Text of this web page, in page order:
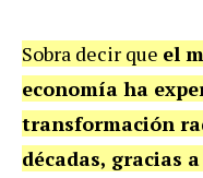
Sobra decir que el
economía ha
transformación
décadas, gracias